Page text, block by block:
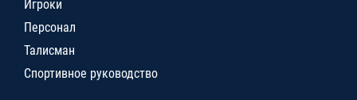
Игроки
Персонал
Талисман
Спортивное руководство